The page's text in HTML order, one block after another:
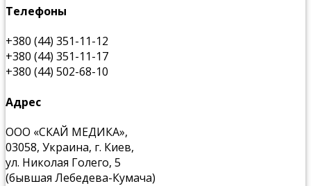
Телефоны
+380 (44) 351-11-12
+380 (44) 351-11-17
+380 (44) 502-68-10
Адрес
ООО «СКАЙ МЕДИКА»,
03058, Украина, г. Киев,
ул. Николая Голего, 5
(бывшая Лебедева-Кумача)